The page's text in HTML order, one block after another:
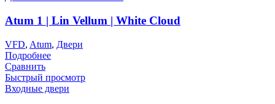
Atum 1 | Lin Vellum | White Cloud
VFD, Atum, Двери
Подробнее
Сравнить
Быстрый просмотр
Входные двери